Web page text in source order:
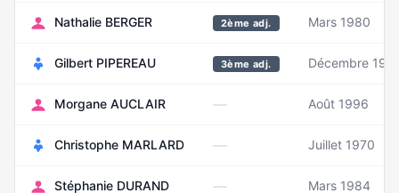
Nathalie BERGER 2ème adj. Mars 1980
Gilbert PIPEREAU 3ème adj. Décembre
Morgane AUCLAIR — Août 1996
Christophe MARLARD — Juillet 1970
Stéphanie DURAND — Mars 1984